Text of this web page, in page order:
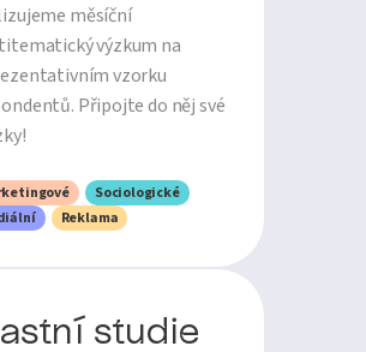
měsíční
výzkum na
vzorku
Připojte do něj své
Sociologické
Reklama
studie